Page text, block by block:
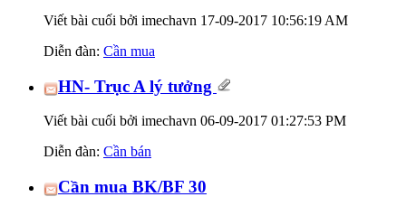
Viết bài cuối bởi imechavn 17-09-2017 10:56:19 AM
Diễn đàn: Cần mua
HN- Trục A lý tưởng
Viết bài cuối bởi imechavn 06-09-2017 01:27:53 PM
Diễn đàn: Cần bán
Cần mua BK/BF 30